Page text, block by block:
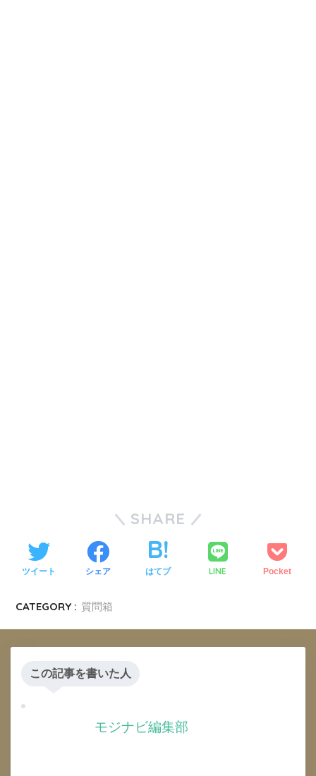
SHARE
ツイート シェア はてブ LINE Pocket
CATEGORY : 質問箱
この記事を書いた人
モジナビ編集部